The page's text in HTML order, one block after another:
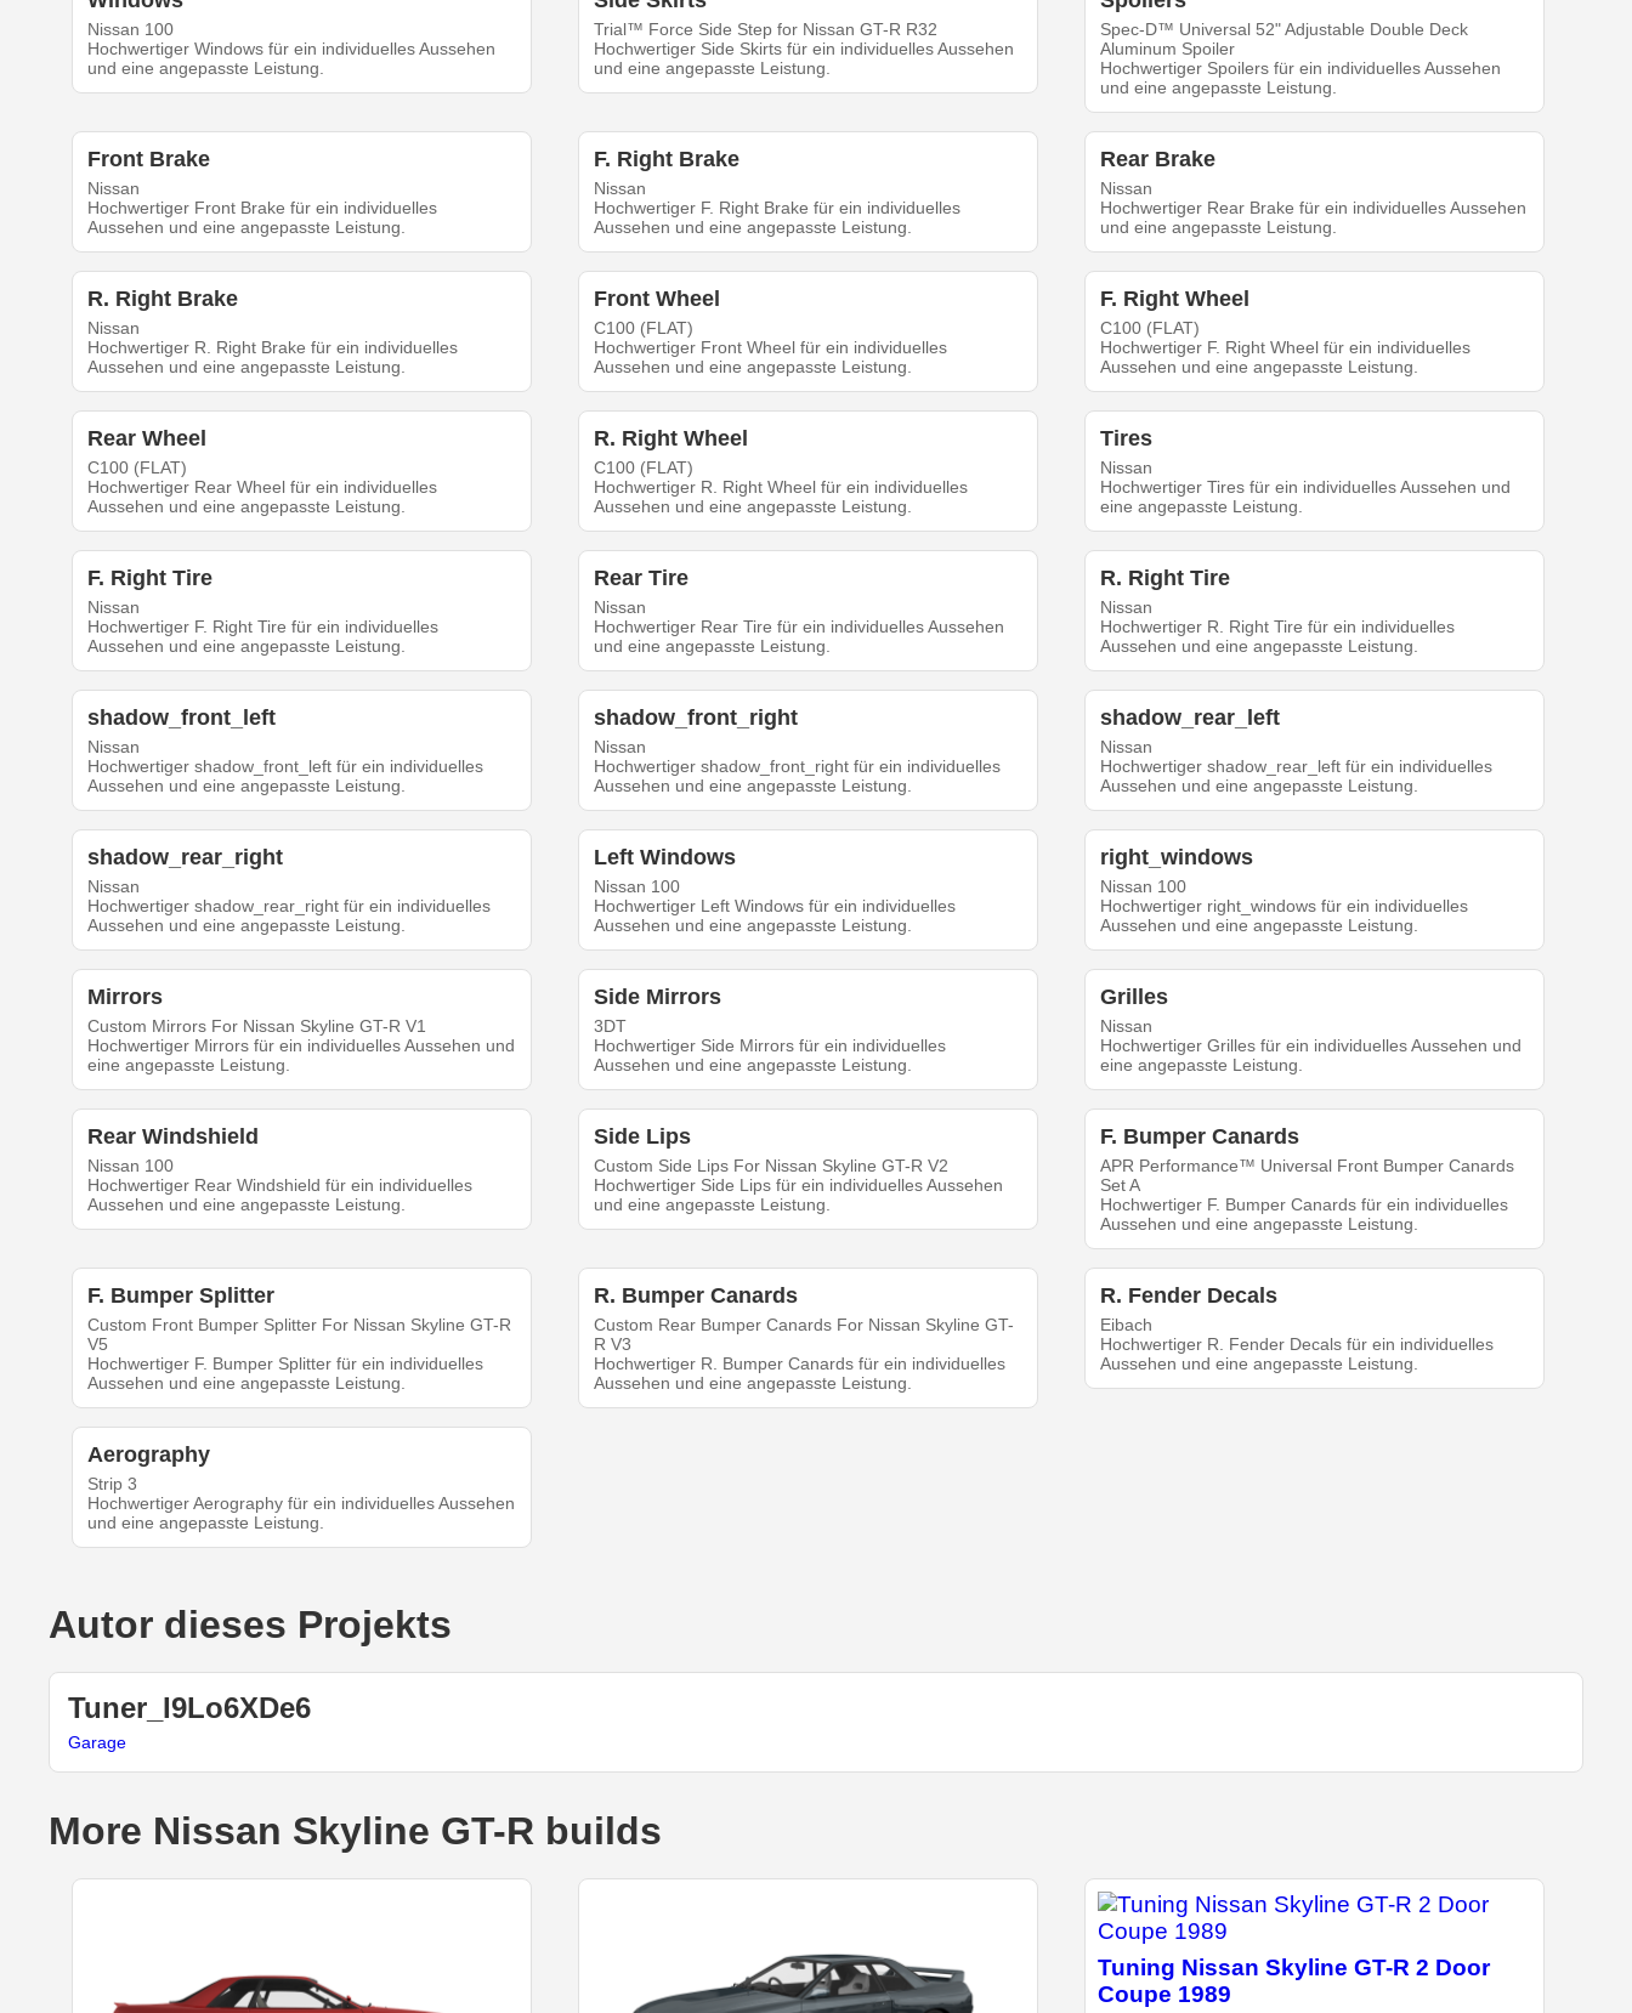
Nissan 100
Hochwertiger Windows für ein individuelles Aussehen
und eine angepasste Leistung.
Trial™ Force Side Step for Nissan GT-R R32
Hochwertiger Side Skirts für ein individuelles Aussehen
und eine angepasste Leistung.
Spec-D™ Universal 52" Adjustable Double Deck
Aluminum Spoiler
Hochwertiger Spoilers für ein individuelles Aussehen
und eine angepasste Leistung.
Front Brake
Nissan
Hochwertiger Front Brake für ein individuelles
Aussehen und eine angepasste Leistung.
F. Right Brake
Nissan
Hochwertiger F. Right Brake für ein individuelles
Aussehen und eine angepasste Leistung.
Rear Brake
Nissan
Hochwertiger Rear Brake für ein individuelles Aussehen
und eine angepasste Leistung.
R. Right Brake
Nissan
Hochwertiger R. Right Brake für ein individuelles
Aussehen und eine angepasste Leistung.
Front Wheel
C100 (FLAT)
Hochwertiger Front Wheel für ein individuelles
Aussehen und eine angepasste Leistung.
F. Right Wheel
C100 (FLAT)
Hochwertiger F. Right Wheel für ein individuelles
Aussehen und eine angepasste Leistung.
Rear Wheel
C100 (FLAT)
Hochwertiger Rear Wheel für ein individuelles
Aussehen und eine angepasste Leistung.
R. Right Wheel
C100 (FLAT)
Hochwertiger R. Right Wheel für ein individuelles
Aussehen und eine angepasste Leistung.
Tires
Nissan
Hochwertiger Tires für ein individuelles Aussehen und
eine angepasste Leistung.
F. Right Tire
Nissan
Hochwertiger F. Right Tire für ein individuelles
Aussehen und eine angepasste Leistung.
Rear Tire
Nissan
Hochwertiger Rear Tire für ein individuelles Aussehen
und eine angepasste Leistung.
R. Right Tire
Nissan
Hochwertiger R. Right Tire für ein individuelles
Aussehen und eine angepasste Leistung.
shadow_front_left
Nissan
Hochwertiger shadow_front_left für ein individuelles
Aussehen und eine angepasste Leistung.
shadow_front_right
Nissan
Hochwertiger shadow_front_right für ein individuelles
Aussehen und eine angepasste Leistung.
shadow_rear_left
Nissan
Hochwertiger shadow_rear_left für ein individuelles
Aussehen und eine angepasste Leistung.
shadow_rear_right
Nissan
Hochwertiger shadow_rear_right für ein individuelles
Aussehen und eine angepasste Leistung.
Left Windows
Nissan 100
Hochwertiger Left Windows für ein individuelles
Aussehen und eine angepasste Leistung.
right_windows
Nissan 100
Hochwertiger right_windows für ein individuelles
Aussehen und eine angepasste Leistung.
Mirrors
Custom Mirrors For Nissan Skyline GT-R V1
Hochwertiger Mirrors für ein individuelles Aussehen und
eine angepasste Leistung.
Side Mirrors
3DT
Hochwertiger Side Mirrors für ein individuelles
Aussehen und eine angepasste Leistung.
Grilles
Nissan
Hochwertiger Grilles für ein individuelles Aussehen und
eine angepasste Leistung.
Rear Windshield
Nissan 100
Hochwertiger Rear Windshield für ein individuelles
Aussehen und eine angepasste Leistung.
Side Lips
Custom Side Lips For Nissan Skyline GT-R V2
Hochwertiger Side Lips für ein individuelles Aussehen
und eine angepasste Leistung.
F. Bumper Canards
APR Performance™ Universal Front Bumper Canards
Set A
Hochwertiger F. Bumper Canards für ein individuelles
Aussehen und eine angepasste Leistung.
F. Bumper Splitter
Custom Front Bumper Splitter For Nissan Skyline GT-R
V5
Hochwertiger F. Bumper Splitter für ein individuelles
Aussehen und eine angepasste Leistung.
R. Bumper Canards
Custom Rear Bumper Canards For Nissan Skyline GT-
R V3
Hochwertiger R. Bumper Canards für ein individuelles
Aussehen und eine angepasste Leistung.
R. Fender Decals
Eibach
Hochwertiger R. Fender Decals für ein individuelles
Aussehen und eine angepasste Leistung.
Aerography
Strip 3
Hochwertiger Aerography für ein individuelles Aussehen
und eine angepasste Leistung.
Autor dieses Projekts
Tuner_I9Lo6XDe6
Garage
More Nissan Skyline GT-R builds
Tuning Nissan Skyline GT-R 2 Door
Coupe 1989